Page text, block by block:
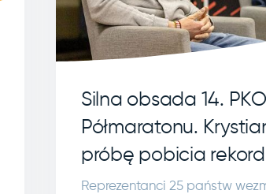
Silna obsada 14.
Półmaratonu.
próbę pobicia
Reprezentanci 25 państw